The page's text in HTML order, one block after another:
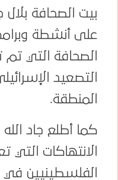
بيت الصحافة بلال
على أنشطة
الصحافة التي تم
التصعيد
المنطقة.
كما أطلع جاد
الانتهاكات التي
الفلسطينيين